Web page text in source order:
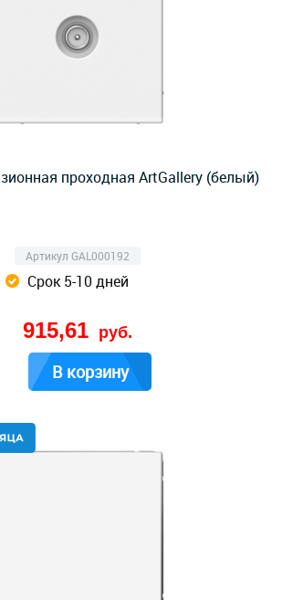
проходная ArtGallery (белый)
Артикул GAL000192
Срок 5-10 дней
915,61 руб.
В корзину